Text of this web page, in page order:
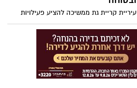
החדשות שעולות לשירות הסטרימינג ושווה
להוסיף לרשימת הצפייה.
עיריית קריית גת ממשיכה להציע פעילויות
הפגה מהנות ומחזקות גם בתקופה המאתגרת
– והפעם מזמינה אתכם להצגת הילדים
האהובה "פינוקיו", שתעניק רגעים של שמחה,
דמיון וחיבור לכל המשפחה.